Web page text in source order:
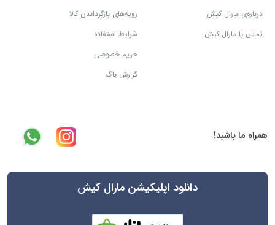
درباره‌ی مارال کیش
تماس با مارال کیش
رویه‌های بازگرداندن کالا
شرایط استفاده
حریم خصوصی
گزارش باگ
همراه ما باشید!
دانلود اپلیکیشن مارال کیش